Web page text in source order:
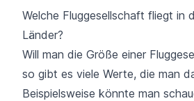
Welche Fluggesellschaft fliegt in
Länder?
Will man die Größe einer
so gibt es viele Werte, die man
Beispielsweise könnte man